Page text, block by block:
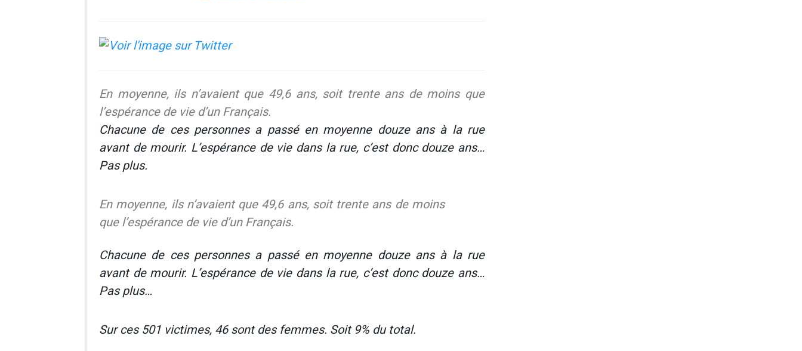
En moyenne, ils n’avaient que 49,6 ans, soit trente ans de moins que
l’espérance de vie d’un Français.
Chacune de ces personnes a passé en moyenne douze ans à la rue
avant de mourir. L’espérance de vie dans la rue, c’est donc douze ans…
Pas plus.
En moyenne, ils n’avaient que 49,6 ans, soit trente ans de moins
que l’espérance de vie d’un Français.
Chacune de ces personnes a passé en moyenne douze ans à la rue
avant de mourir. L’espérance de vie dans la rue, c’est donc douze ans…
Pas plus…
Sur ces 501 victimes, 46 sont des femmes. Soit 9% du total.